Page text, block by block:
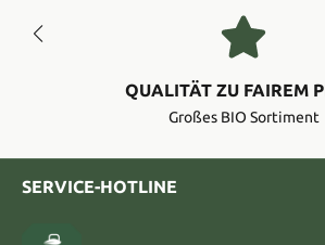
QUALITÄT ZU FAIREM
Großes BIO Sortiment
SERVICE-HOTLINE